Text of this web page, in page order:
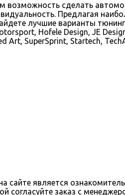
сделать
Предлагая
лучшие варианты
Hofele Design, JE
Art, SuperSprint, Startech,
является
согласуйте заказ с